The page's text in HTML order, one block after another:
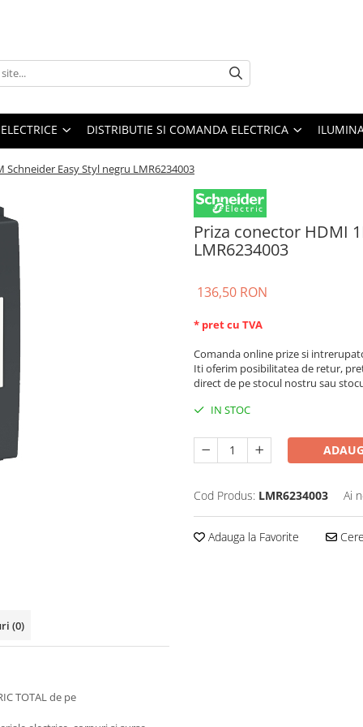
DISTRIBUTIE SI COMANDA ELECTRICA
Schneider Easy Styl negru LMR6234003
Priza conector HDMI
LMR6234003
136,50 RON
* pret cu TVA
Comanda online prize si
Iti oferim posibilitatea de retur,
direct de pe stocul nostru sau
IN STOC
Cod Produs: LMR6234003 Ai
Adauga la Favorite
(0)
TOTAL de pe